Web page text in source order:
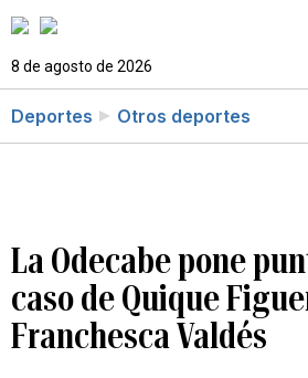
8 de agosto de 2026
Deportes Otros deportes
La Odecabe pone
caso de Quique
Franchesca Valdés